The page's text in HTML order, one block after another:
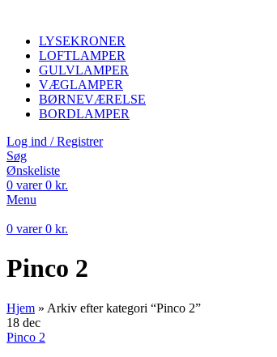
LYSEKRONER
LOFTLAMPER
GULVLAMPER
VÆGLAMPER
BØRNEVÆRELSE
BORDLAMPER
Log ind / Registrer
Søg
Ønskeliste
0 varer 0 kr.
Menu
0 varer 0 kr.
Pinco 2
Hjem » Arkiv efter kategori “Pinco 2”
18 dec
Pinco 2